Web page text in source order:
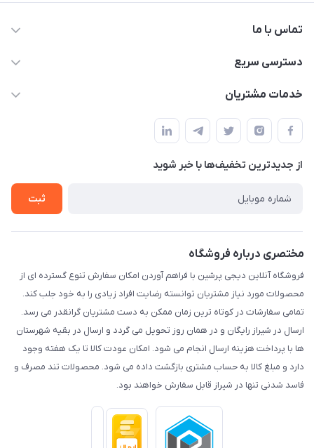
تماس با ما
09172138137
دسترسی سریع
حساب کاربری
لیست محصولات
درباره ما
خدمات مشتریان
قوانین و مقررات
حریم خصوصی
راهنما
از جدید‌ترین تخفیف‌ها با‌ خبر شوید
ثبت
مختصری درباره فروشگاه
فروشگاه آنلاین دیجی پرشین با فراهم آوردن امکان سفارش تنوع گسترده ای از
محصولات مورد نیاز مشتریان توانسته رضایت افراد زیادی را به خود جلب کند.
تمامی سفارشات در کوتاه ترین زمان ممکن به دست مشتریان گرانقدر می رسد.
ارسال در شیراز رایگان و در همان روز تحویل می گردد و ارسال در بقیه شهرستان
ها با پرداخت هزینه ارسال انجام می شود. امکان عودت کالا تا یک هفته وجود
دارد و مبلغ کالا به حساب مشتری بازگشت داده می شود. محصولات تند مصرف و
فاسد شدنی تنها در شیراز قابل سفارش خواهند بود.